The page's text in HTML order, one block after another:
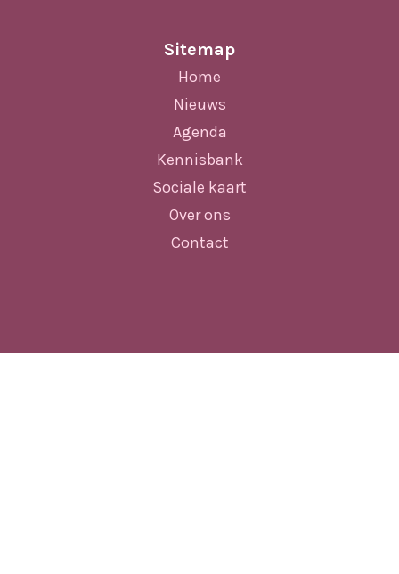
Sitemap
Home
Nieuws
Agenda
Kennisbank
Sociale kaart
Over ons
Contact